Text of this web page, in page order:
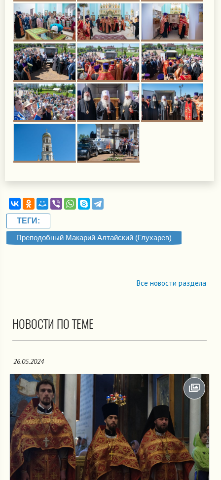
ТЕГИ:
Преподобный Макарий Алтайский (Глухарев)
Все новости раздела
НОВОСТИ ПО ТЕМЕ
26.05.2024